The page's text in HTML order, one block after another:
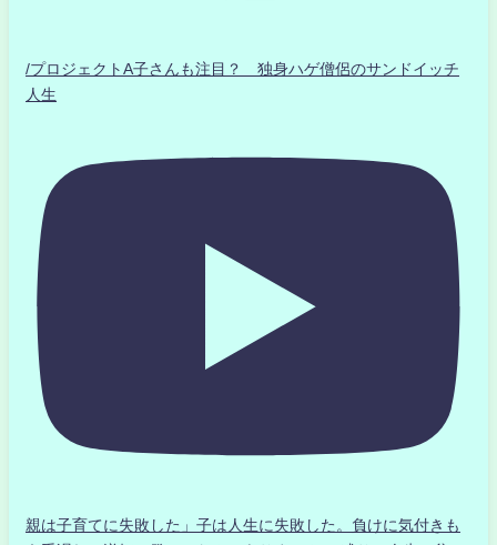
/プロジェクトA子さんも注目？ 独身ハゲ僧侶のサンドイッチ
人生
親は子育てに失敗した」子は人生に失敗した。負けに気付きも